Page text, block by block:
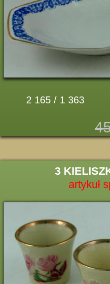
2 165 / 1 363
3
artykuł